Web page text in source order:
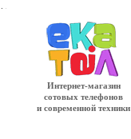
Интернет-магазин
сотовых телефонов
и современной техники